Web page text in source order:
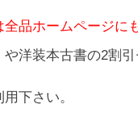
品ホームページに
洋装本古書の2割
下さい。